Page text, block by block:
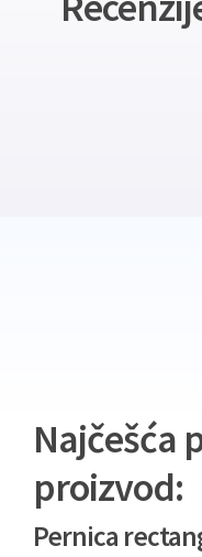
Najčešća
proizvod:
Pernica